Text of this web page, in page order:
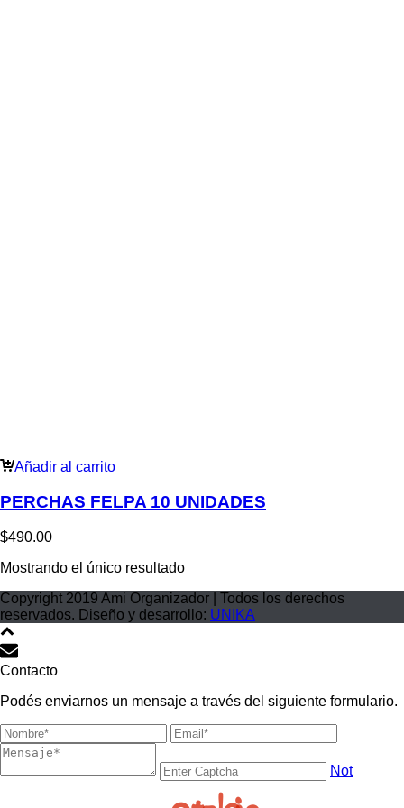
Añadir al carrito
PERCHAS FELPA 10 UNIDADES
$490.00
Mostrando el único resultado
Copyright 2019 Ami Organizador | Todos los derechos
reservados. Diseño y desarrollo: UNIKA
Contacto
Podés enviarnos un mensaje a través del siguiente formulario.
Not